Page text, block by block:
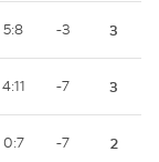
5:8 -3 3
4:11 -7 3
0:7 -7 2